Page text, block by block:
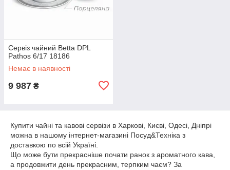
Сервіз чайний Betta DPL
Pathos 6/17 18186
Немає в наявності
9 987 ₴
Купити чайні та кавові сервізи в Харкові, Києві, Одесі, Дніпрі
можна в нашому інтернет-магазині Посуд&Техніка з
доставкою по всій Україні.
Що може бути прекрасніше почати ранок з ароматного кава,
а продовжити день прекрасним, терпким чаєм? За